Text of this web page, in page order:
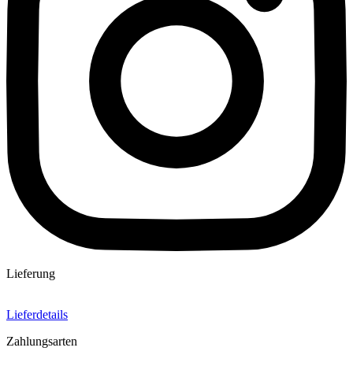
Lieferung
Lieferdetails
Zahlungsarten